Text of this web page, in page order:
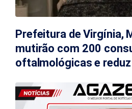
Prefeitura de Virgínia,
mutirão com 200
oftalmológicas e